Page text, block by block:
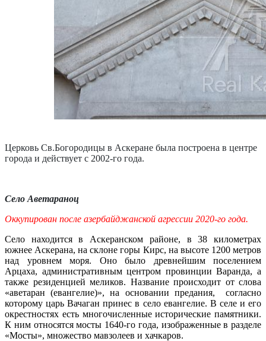
Церковь Св.Богородицы в Аскеране была построена в центре
города и действует с 2002-го года.
Село Аветараноц
Оккупирован после азербайджанской агрессии 2020-го года.
Село находится в Аскеранском районе, в 38 километрах
южнее Аскерана, на склоне горы Кирс, на высоте 1200 метров
над уровнем моря. Оно было древнейшим поселением
Арцаха, административным центром провинции Варанда, а
также резиденцией меликов. Название происходит от слова
«аветаран (евангелие)», на основании предания, согласно
которому царь Вачаган принес в село евангелие. В селе и его
окрестностях есть многочисленные исторические памятники.
К ним относятся мосты 1640-го года, изображенные в разделе
«Мосты», множество мавзолеев и хачкаров.